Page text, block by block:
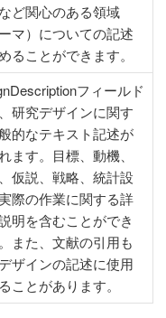
ど関心のある領域
ーマ）についての記述
ることができます。
フィールド
研究デザインに関す
的なテキスト記述が
ます。目標、動機、
仮説、戦略、統計設
際の作業に関する詳
明を含むことができ
また、文献の引用も
ザインの記述に使用
ことがあります。